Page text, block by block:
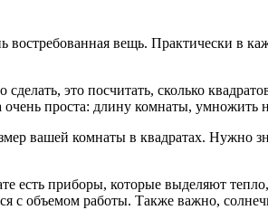
вещь. Практически в
это посчитать, сколько
проста: длину комнаты, умножить
вашей комнаты в квадратах. Нужно
есть приборы, которые выделяют
с объемом работы. Также важно,